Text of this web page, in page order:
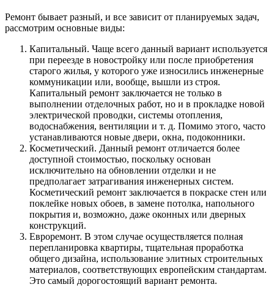
Ремонт бывает разный, и все зависит от планируемых задач,
рассмотрим основные виды:
Капитальный. Чаще всего данный вариант используется
при переезде в новостройку или после приобретения
старого жилья, у которого уже износились инженерные
коммуникации или, вообще, вышли из строя.
Капитальный ремонт заключается не только в
выполнении отделочных работ, но и в прокладке новой
электрической проводки, системы отопления,
водоснабжения, вентиляции и т. д. Помимо этого, часто
устанавливаются новые двери, окна, подоконники.
Косметический. Данный ремонт отличается более
доступной стоимостью, поскольку основан
исключительно на обновлении отделки и не
предполагает затрагивания инженерных систем.
Косметический ремонт заключается в покраске стен или
поклейке новых обоев, в замене потолка, напольного
покрытия и, возможно, даже оконных или дверных
конструкций.
Евроремонт. В этом случае осуществляется полная
перепланировка квартиры, тщательная проработка
общего дизайна, использование элитных строительных
материалов, соответствующих европейским стандартам.
Это самый дорогостоящий вариант ремонта.